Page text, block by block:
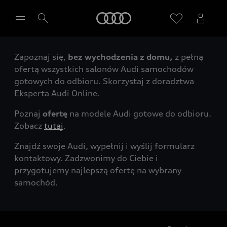
Wybierz Twojego Partnera Audi
Zapoznaj się, bez wychodzenia z domu, z pełną
ofertą wszystkich salonów Audi samochodów
gotowych do odbioru. Skorzystaj z doradztwa
Eksperta Audi Online.
Poznaj ofertę na modele Audi gotowe do odbioru.
Zobacz tutaj.
Znajdź swoje Audi, wypełnij i wyślij formularz
kontaktowy. Zadzwonimy do Ciebie i
przygotujemy najlepszą ofertę na wybrany
samochód.